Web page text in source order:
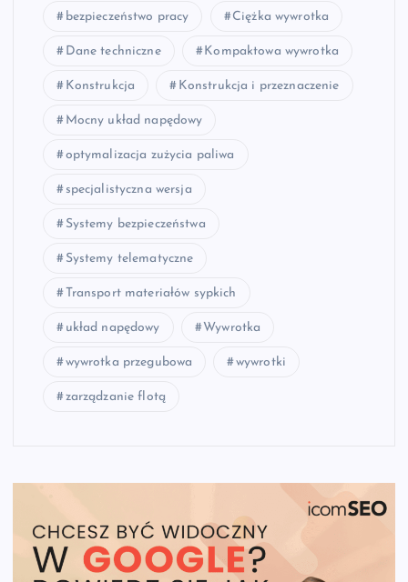
bezpieczeństwo pracy Ciężka wywrotka
Dane techniczne Kompaktowa wywrotka
Konstrukcja Konstrukcja i przeznaczenie
Mocny układ napędowy
optymalizacja zużycia paliwa
specjalistyczna wersja
Systemy bezpieczeństwa
Systemy telematyczne
Transport materiałów sypkich
układ napędowy Wywrotka
wywrotka przegubowa wywrotki
zarządzanie flotą